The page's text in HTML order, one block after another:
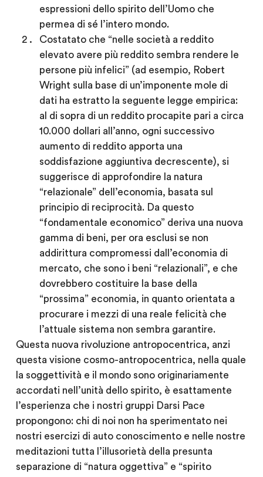
espressioni dello spirito dell’Uomo che
permea di sé l’intero mondo.
Costatato che “nelle società a reddito
elevato avere più reddito sembra rendere le
persone più infelici” (ad esempio, Robert
Wright sulla base di un’imponente mole di
dati ha estratto la seguente legge empirica:
al di sopra di un reddito procapite pari a circa
10.000 dollari all’anno, ogni successivo
aumento di reddito apporta una
soddisfazione aggiuntiva decrescente), si
suggerisce di approfondire la natura
“relazionale” dell’economia, basata sul
principio di reciprocità. Da questo
“fondamentale economico” deriva una nuova
gamma di beni, per ora esclusi se non
addirittura compromessi dall’economia di
mercato, che sono i beni “relazionali”, e che
dovrebbero costituire la base della
“prossima” economia, in quanto orientata a
procurare i mezzi di una reale felicità che
l’attuale sistema non sembra garantire.
Questa nuova rivoluzione antropocentrica, anzi
questa visione cosmo-antropocentrica, nella quale
la soggettività e il mondo sono originariamente
accordati nell’unità dello spirito, è esattamente
l’esperienza che i nostri gruppi Darsi Pace
propongono: chi di noi non ha sperimentato nei
nostri esercizi di auto conoscimento e nelle nostre
meditazioni tutta l’illusorietà della presunta
separazione di “natura oggettiva” e “spirito